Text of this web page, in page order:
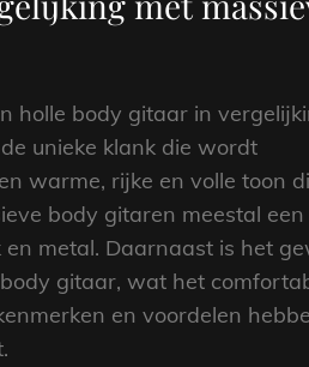
holle body gitaar in
unieke klank die wordt
warme, rijke en volle toon
body gitaren meestal een
metal. Daarnaast is het
gitaar, wat het
en voordelen